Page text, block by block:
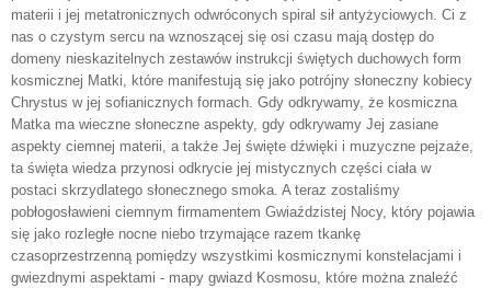
materii i jej metatronicznych odwróconych spiral sił antyżyciowych. Ci z
nas o czystym sercu na wznoszącej się osi czasu mają dostęp do
domeny nieskazitelnych zestawów instrukcji świętych duchowych form
kosmicznej Matki, które manifestują się jako potrójny słoneczny kobiecy
Chrystus w jej sofianicznych formach. Gdy odkrywamy, że kosmiczna
Matka ma wieczne słoneczne aspekty, gdy odkrywamy Jej zasiane
aspekty ciemnej materii, a także Jej święte dźwięki i muzyczne pejzaże,
ta święta wiedza przynosi odkrycie jej mistycznych części ciała w
postaci skrzydlatego słonecznego smoka. A teraz zostaliśmy
pobłogosławieni ciemnym firmamentem Gwiaździstej Nocy, który pojawia
się jako rozległe nocne niebo trzymające razem tkankę
czasoprzestrzenną pomiędzy wszystkimi kosmicznymi konstelacjami i
gwiezdnymi aspektami - mapy gwiazd Kosmosu, które można znaleźć